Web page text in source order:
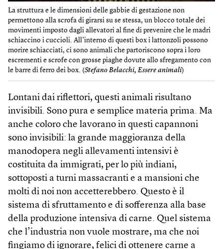
La struttura e le dimensioni delle gabbie di gestazione non
permettono alla scrofa di girarsi su se stessa, un blocco totale dei
movimenti imposto dagli allevatori al fine di prevenire che le madri
schiaccino i cuccioli. All’interno di questi box i lattonzoli possono
morire schiacciati, ci sono animali che partoriscono sopra i loro
escrementi e scrofe con grosse piaghe dovute allo sfregamento con
le barre di ferro dei box. (Stefano Belacchi, Essere animali)
Lontani dai riflettori, questi animali risultano
invisibili. Sono pura e semplice materia prima. Ma
anche coloro che lavorano in questi capannoni
sono invisibili: la grande maggioranza della
manodopera negli allevamenti intensivi è
costituita da immigrati, per lo più indiani,
sottoposti a turni massacranti e a mansioni che
molti di noi non accetterebbero. Questo è il
sistema di sfruttamento e di sofferenza alla base
della produzione intensiva di carne. Quel sistema
che l’industria non vuole mostrare, ma che noi
fingiamo di ignorare, felici di ottenere carne a